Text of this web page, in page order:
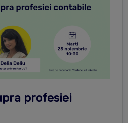
profesiei